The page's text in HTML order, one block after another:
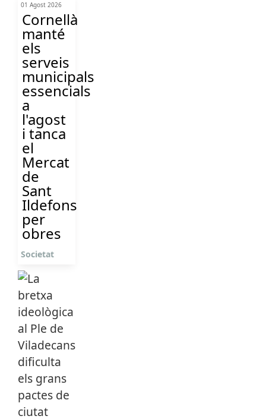
01 Agost 2026
Cornellà
manté
els
serveis
municipals
essencials
a
l'agost
i tanca
el
Mercat
de
Sant
Ildefons
per
obres
Societat